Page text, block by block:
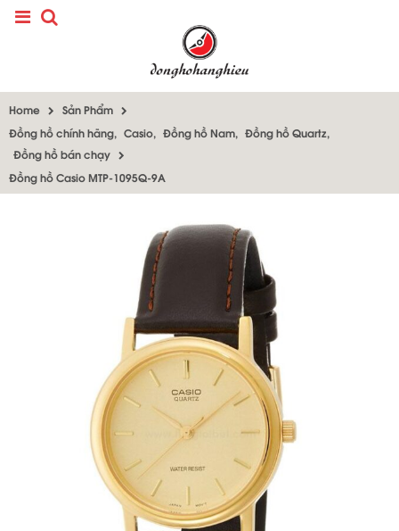
Home
Sản Phẩm
Đồng hồ chính hãng, Casio, Đồng hồ Nam, Đồng hồ Quartz,
Đồng hồ bán chạy
Đồng hồ Casio MTP-1095Q-9A